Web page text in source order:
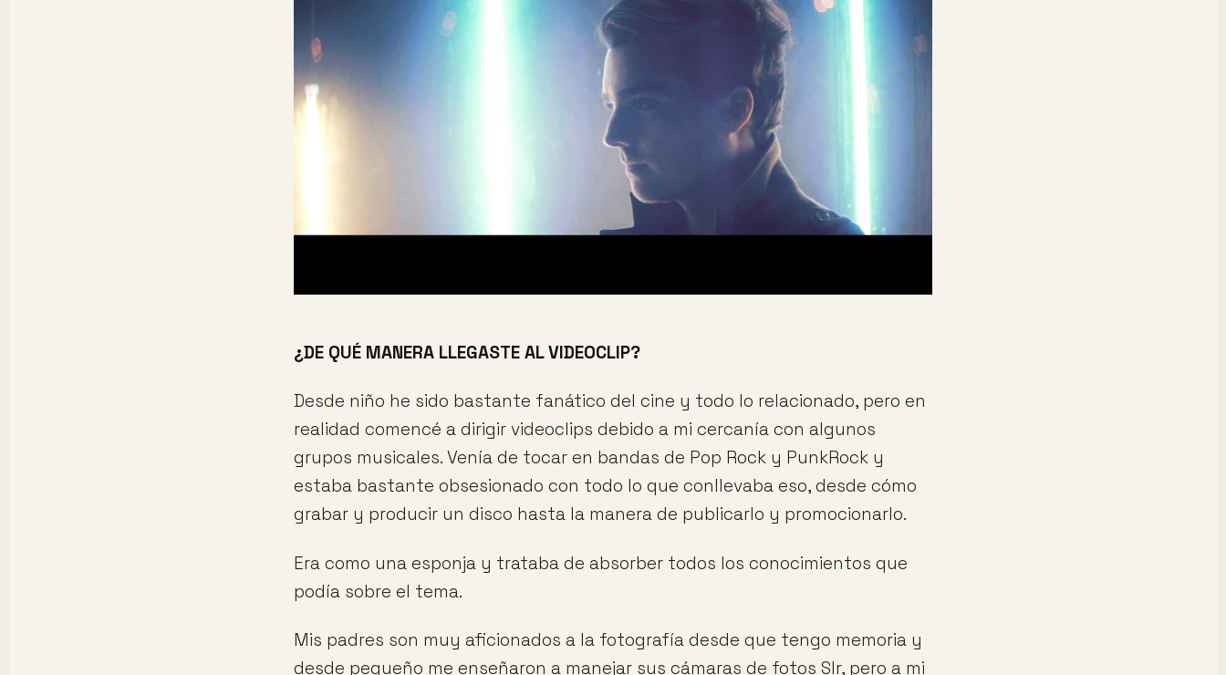
¿DE QUÉ MANERA LLEGASTE AL VIDEOCLIP?
Desde niño he sido bastante fanático del cine y todo lo relacionado, pero en
realidad comencé a dirigir videoclips debido a mi cercanía con algunos
grupos musicales. Venía de tocar en bandas de Pop Rock y PunkRock y
estaba bastante obsesionado con todo lo que conllevaba eso, desde cómo
grabar y producir un disco hasta la manera de publicarlo y promocionarlo.
Era como una esponja y trataba de absorber todos los conocimientos que
podía sobre el tema.
Mis padres son muy aficionados a la fotografía desde que tengo memoria y
desde pequeño me enseñaron a manejar sus cámaras de fotos Slr, pero a mi